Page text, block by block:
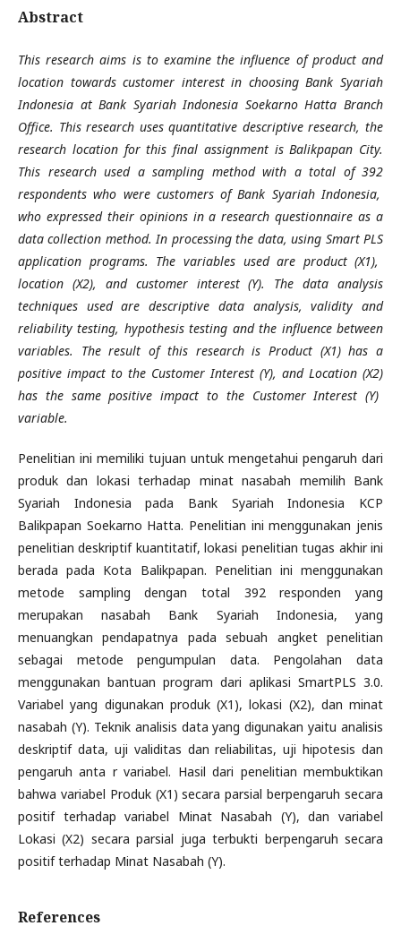
Abstract
This research aims is to examine the influence of product and
location towards customer interest in choosing Bank Syariah
Indonesia at Bank Syariah Indonesia Soekarno Hatta Branch
Office. This research uses quantitative descriptive research, the
research location for this final assignment is Balikpapan City.
This research used a sampling method with a total of 392
respondents who were customers of Bank Syariah Indonesia,
who expressed their opinions in a research questionnaire as a
data collection method. In processing the data,using Smart PLS
application programs. The variables used are product (X1),
location (X2), and customer interest (Y). The data analysis
techniques used are descriptive data analysis, validity and
reliability testing, hypothesis testing and the influence between
variables.
The result of this research is Product (X1)has a
positive impact to the Customer Interest (Y), and Location (X2)
has the same positive impact to the Customer Interest(Y)
variable.
Penelitian ini memiliki tujuan untuk mengetahui pengaruh dari
produk dan lokasi terhadap minat nasabah memilih Bank
Syariah Indonesia pada Bank Syariah Indonesia KCP
Balikpapan Soekarno Hatta. Penelitian ini menggunakan jenis
penelitian deskriptif kuantitatif, lokasi penelitian tugas akhir ini
berada pada Kota Balikpapan. Penelitian ini menggunakan
metode sampling dengan total 392 responden yang
merupakan nasabah Bank Syariah Indonesia, yang
menuangkan pendapatnya pada sebuah angket penelitian
sebagai metode pengumpulan data. Pengolahan data
menggunakan bantuan program dari aplikasi SmartPLS 3.0.
Variabel yang digunakan produk (X1), lokasi (X2), dan minat
nasabah (Y). Teknik analisis data yang digunakan yaitu analisis
deskriptif data, uji validitas dan reliabilitas, uji hipotesis dan
pengaruh anta r variabel. Hasil dari penelitian membuktikan
bahwa variabel Produk (X1) secara parsial berpengaruh secara
positif terhadap variabel Minat Nasabah (Y), dan variabel
Lokasi (X2) secara parsial juga terbukti berpengaruh secara
positif terhadap Minat Nasabah (Y).
References